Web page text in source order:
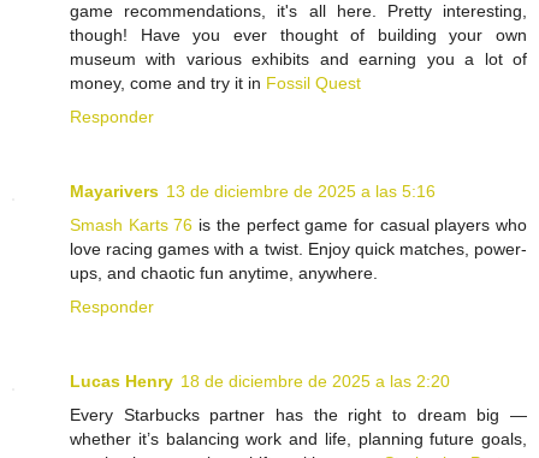
game recommendations, it's all here. Pretty interesting,
though! Have you ever thought of building your own
museum with various exhibits and earning you a lot of
money, come and try it in Fossil Quest
Responder
Mayarivers 13 de diciembre de 2025 a las 5:16
Smash Karts 76 is the perfect game for casual players who
love racing games with a twist. Enjoy quick matches, power-
ups, and chaotic fun anytime, anywhere.
Responder
Lucas Henry 18 de diciembre de 2025 a las 2:20
Every Starbucks partner has the right to dream big —
whether it’s balancing work and life, planning future goals,